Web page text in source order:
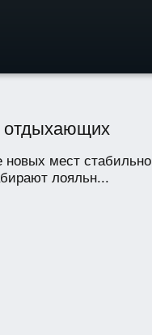
отдыхающих
новых мест стабильно
лояльн...